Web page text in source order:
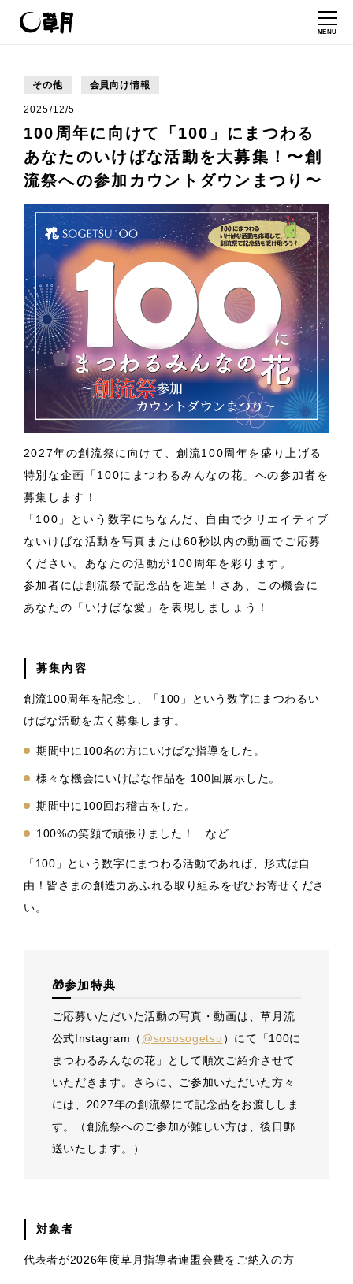
MENU
その他 会員向け情報
2025/12/5
100周年に向けて「100」にまつわる
あなたのいけばな活動を大募集！〜創
流祭への参加カウントダウンまつり〜
2027年の創流祭に向けて、創流100周年を盛り上げる
特別な企画「100にまつわるみんなの花」への参加者を
募集します！
「100」という数字にちなんだ、自由でクリエイティブ
ないけばな活動を写真または60秒以内の動画でご応募
ください。あなたの活動が100周年を彩ります。
参加者には創流祭で記念品を進呈！さあ、この機会に
あなたの「いけばな愛」を表現しましょう！
募集内容
創流100周年を記念し、「100」という数字にまつわるい
けばな活動を広く募集します。
期間中に100名の方にいけばな指導をした。
様々な機会にいけばな作品を 100回展示した。
期間中に100回お稽古をした。
100%の笑顔で頑張りました！ など
「100」という数字にまつわる活動であれば、形式は自
由！皆さまの創造力あふれる取り組みをぜひお寄せくださ
い。
🎁参加特典
ご応募いただいた活動の写真・動画は、草月流
公式Instagram（ @sososogetsu ）にて「100に
まつわるみんなの花」として順次ご紹介させて
いただきます。さらに、ご参加いただいた方々
には、2027年の創流祭にて記念品をお渡ししま
す。（創流祭へのご参加が難しい方は、後日郵
送いたします。）
対象者
代表者が2026年度草月指導者連盟会費をご納入の方